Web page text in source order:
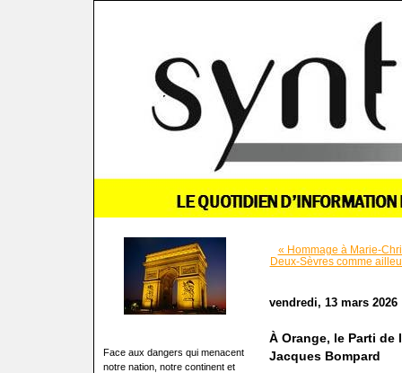
Face aux dangers qui menacent
notre nation, notre continent et
« Hommage à Marie-
Deux-Sèvres comme
vendredi, 13 mars 2026
À Orange, le Parti
Jacques Bompard